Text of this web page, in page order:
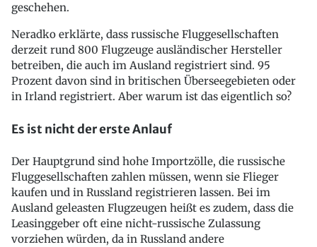
geschehen.
Neradko erklärte, dass russische Fluggesellschaften
derzeit rund 800 Flugzeuge ausländischer Hersteller
betreiben, die auch im Ausland registriert sind. 95
Prozent davon sind in britischen Überseegebieten oder
in Irland registriert. Aber warum ist das eigentlich so?
Es ist nicht der erste Anlauf
Der Hauptgrund sind hohe Importzölle, die russische
Fluggesellschaften zahlen müssen, wenn sie Flieger
kaufen und in Russland registrieren lassen. Bei im
Ausland geleasten Flugzeugen heißt es zudem, dass die
Leasinggeber oft eine nicht-russische Zulassung
vorziehen würden, da in Russland andere